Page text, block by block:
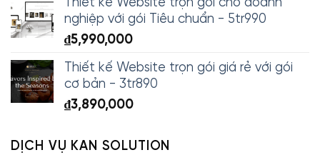
nghiệp với gói Tiêu chuẩn - 5tr990
₫5,990,000
Thiết kế Website trọn gói giá rẻ với gói
cơ bản - 3tr890
₫3,890,000
DỊCH VỤ KAN SOLUTION